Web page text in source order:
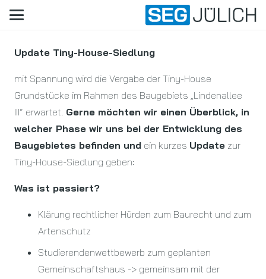
Update Tiny-House-Siedlung
mit Spannung wird die Vergabe der Tiny-House
Grundstücke im Rahmen des Baugebiets „Lindenallee
III“ erwartet. Gerne möchten wir einen Überblick, in
welcher Phase wir uns bei der Entwicklung des
Baugebietes befinden und ein kurzes Update zur
Tiny-House-Siedlung geben:
Was ist passiert?
Klärung rechtlicher Hürden zum Baurecht und zum
Artenschutz
Studierendenwettbewerb zum geplanten
Gemeinschaftshaus -> gemeinsam mit der